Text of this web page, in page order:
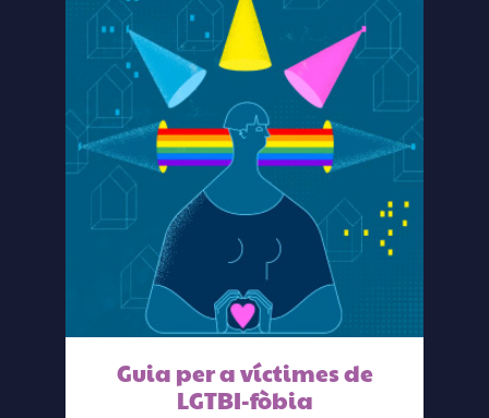
Guia per a víctimes de
LGTBI-fòbia